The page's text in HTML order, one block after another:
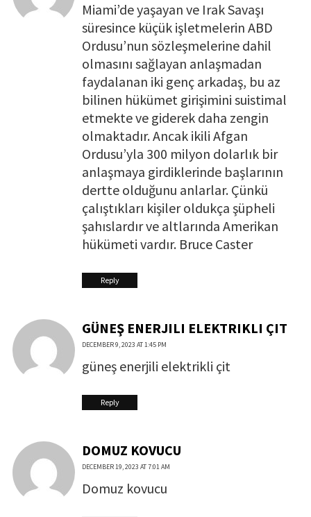
Miami’de yaşayan ve Irak Savaşı
süresince küçük işletmelerin ABD
Ordusu’nun sözleşmelerine dahil
olmasını sağlayan anlaşmadan
faydalanan iki genç arkadaş, bu az
bilinen hükümet girişimini suistimal
etmekte ve giderek daha zengin
olmaktadır. Ancak ikili Afgan
Ordusu’yla 300 milyon dolarlık bir
anlaşmaya girdiklerinde başlarının
dertte olduğunu anlarlar. Çünkü
çalıştıkları kişiler oldukça şüpheli
şahıslardır ve altlarında Amerikan
hükümeti vardır. Bruce Caster
Reply
GÜNEŞ ENERJILI ELEKTRIKLI ÇIT
DECEMBER 9, 2023 AT 1:45 PM
güneş enerjili elektrikli çit
Reply
DOMUZ KOVUCU
DECEMBER 19, 2023 AT 7:01 AM
Domuz kovucu